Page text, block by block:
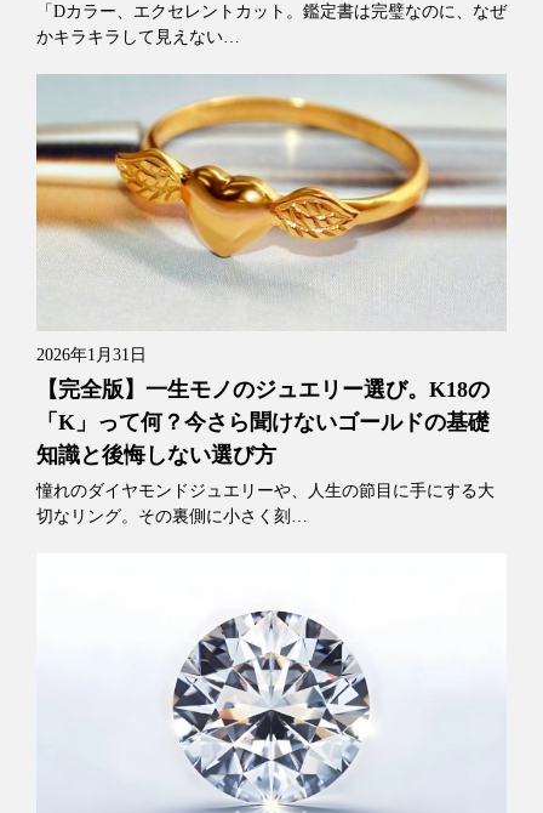
「Dカラー、エクセレントカット。鑑定書は完璧なのに、なぜ
かキラキラして見えない…
2026年1月31日
【完全版】一生モノのジュエリー選び。K18の
「K」って何？今さら聞けないゴールドの基礎
知識と後悔しない選び方
憧れのダイヤモンドジュエリーや、人生の節目に手にする大
切なリング。その裏側に小さく刻…